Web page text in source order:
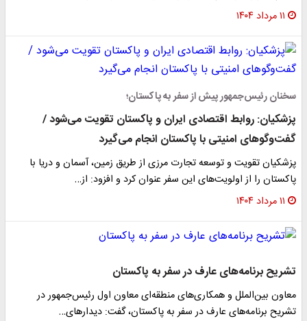
۱۱ مرداد ۱۴۰۴
سخنان رئیس‌جمهور پیش از سفر به پاکستان؛
پزشکیان: روابط اقتصادی ایران و پاکستان تقویت می‌شود /
گفت‌وگوهای امنیتی با پاکستان انجام می‌گیرد
پزشکیان تقویت و توسعه تجارت مرزی از طریق زمین، آسمان و دریا با
پاکستان را از اولویت‌های این سفر عنوان کرد و افزود: از…
۱۱ مرداد ۱۴۰۴
تشریح برنامه‌های عارف در سفر به پاکستان
معاون بین‌الملل و همکاری‌های منطقه‌ای معاون اول رئیس‌جمهور در
تشریح برنامه‌های عارف در سفر به پاکستان، گفت: دیدارهای…